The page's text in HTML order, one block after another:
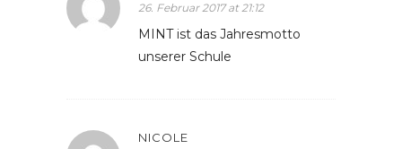
26. Februar 2017 at 21:12
MINT ist das Jahresmotto
unserer Schule
NICOLE